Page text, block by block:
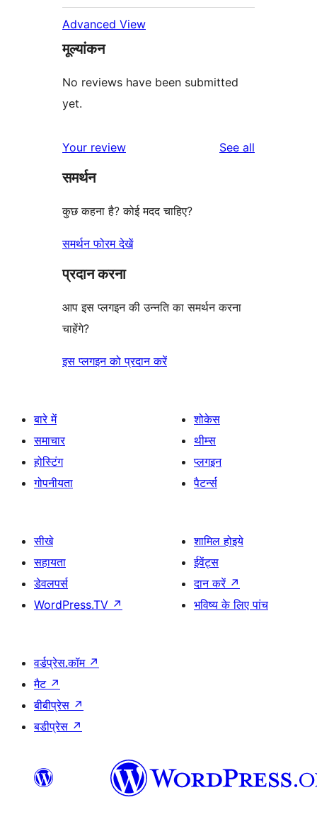
Advanced View
मूल्यांकन
No reviews have been submitted
yet.
Your review See all
समर्थन
कुछ कहना है? कोई मदद चाहिए?
समर्थन फोरम देखें
प्रदान करना
आप इस प्लगइन की उन्नति का समर्थन करना
चाहेंगे?
इस प्लगइन को प्रदान करें
बारे में
समाचार
होस्टिंग
गोपनीयता
शोकेस
थीम्स
प्लगइन
पैटर्न्स
सीखे
सहायता
डेवलपर्स
WordPress.TV ↗
शामिल होइये
ईवेंट्स
दान करें ↗
भविष्य के लिए पांच
वर्डप्रेस.कॉम ↗
मैट ↗
बीबीप्रेस ↗
बडीप्रेस ↗